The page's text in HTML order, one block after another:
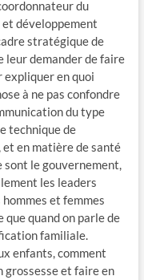
du
développement
stratégique de
leur demander de faire
expliquer en quoi
à ne pas confondre
du type
technique de
en matière de santé
sont le gouvernement,
les leaders
et femmes
quand on parle de
familiale.
enfants, comment
grossesse et faire en